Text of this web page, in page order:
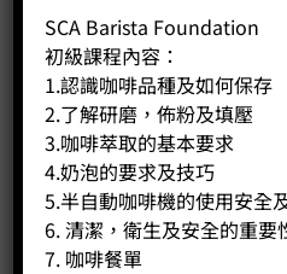
冷萃套
Price: HK$
-
BUY
SCA Barista Foundation
初級課程內容：
1.認識咖啡品種及如何保存
2.了解研磨，佈粉及填壓
3.咖啡萃取的基本要求
4.奶泡的要求及技巧
5.半自動咖啡機的使用安全
6. 清潔，衛生及安全的重要
7. 咖啡餐單